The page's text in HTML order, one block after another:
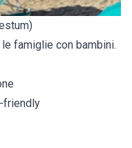
famiglie con bambini.
friendly